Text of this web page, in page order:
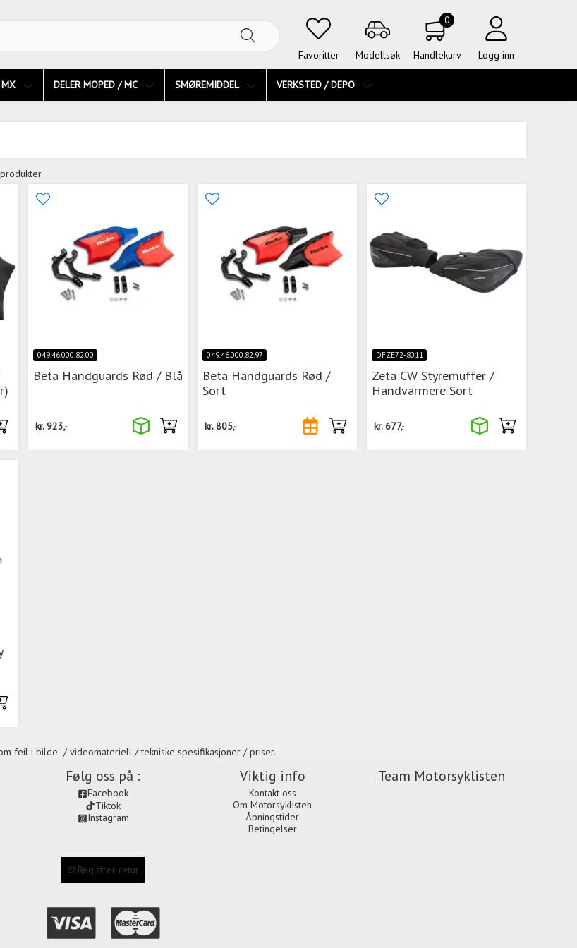
Favoritter Modellsøk
0
Handlekurv Logg inn
MX DELER MOPED / MC SMØREMIDDEL VERKSTED / DEPO
produkter
049.46.000.82.00
Beta Handguards Rød / Blå
kr.923,-
049.46.000.82.97
Beta Handguards Rød /
Sort
kr.805,-
DFZE72-8011
Zeta CW Styremuffer /
Handvarmere Sort
kr.677,-
feil i bilde- / videomateriell / tekniske spesifikasjoner / priser.
Team Motorsyklisten
Viktig info
Kontakt oss
Om Motorsyklisten
Åpningstider
Betingelser
Følg oss på :
Facebook
Tiktok
Instagram
Registrer retur